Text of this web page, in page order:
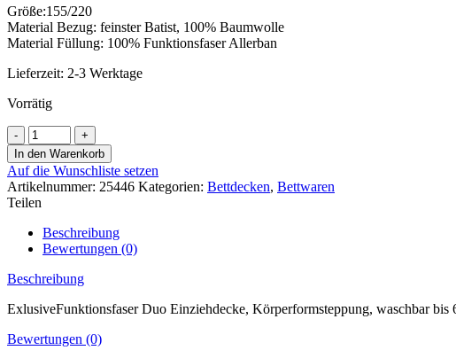
Größe:155/220
Material Bezug: feinster Batist, 100% Baumwolle
Material Füllung: 100% Funktionsfaser Allerban
Lieferzeit: 2-3 Werktage
Vorrätig
MORGANA
Exclusive
Funktionsfaser
Einziehdecke
Duo
155/220
Menge
In den Warenkorb
Auf die Wunschliste setzen
Artikelnummer: 25446 Kategorien: Bettdecken, Bettwaren
Teilen
Beschreibung
Bewertungen (0)
Beschreibung
ExlusiveFunktionsfaser Duo Einziehdecke, Körperformsteppung, waschbar bis
Bewertungen (0)